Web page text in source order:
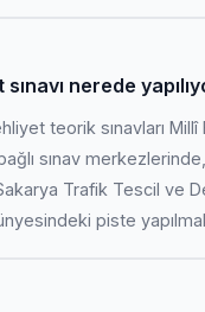
nerede
teorik sınavları Millî
sınav
Trafik Tescil ve
piste